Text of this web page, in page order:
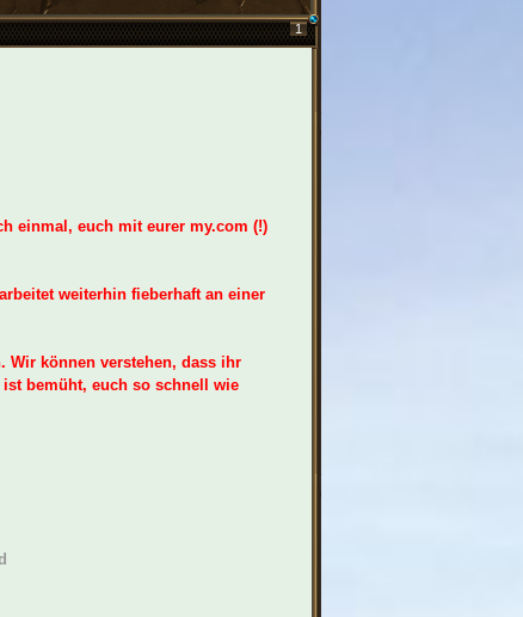
1
einmal, euch mit eurer my.com (!)
weiterhin fieberhaft an einer
Wir können verstehen, dass ihr
bemüht, euch so schnell wie